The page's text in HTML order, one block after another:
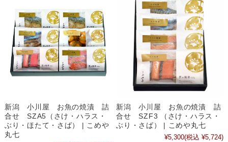
新潟 小川屋 お魚の焼漬 詰
合せ SZA5（さけ・ハラス・
ぶり・ほたて・さば） | こめや
丸七
新潟 小川屋 お魚の焼漬 詰
合せ SZF3 （さけ・ハラス・
ぶり・さば） | こめや丸七
¥5,300(税込 ¥5,724)